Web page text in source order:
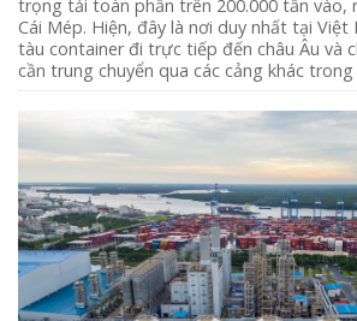
trọng tải toàn phần trên 200.000 tấn vào,
Cái Mép. Hiện, đây là nơi duy nhất tại Việt
tàu container đi trực tiếp đến châu Âu và
cần trung chuyển qua các cảng khác trong